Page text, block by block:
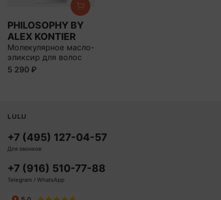
PHILOSOPHY BY
ALEX KONTIER
Молекулярное масло-
эликсир для волос
5 290 ₽
+7 (495) 127-04-57
Для звонков
+7 (916) 510-77-88
Telegram / WhatsApp
LULU